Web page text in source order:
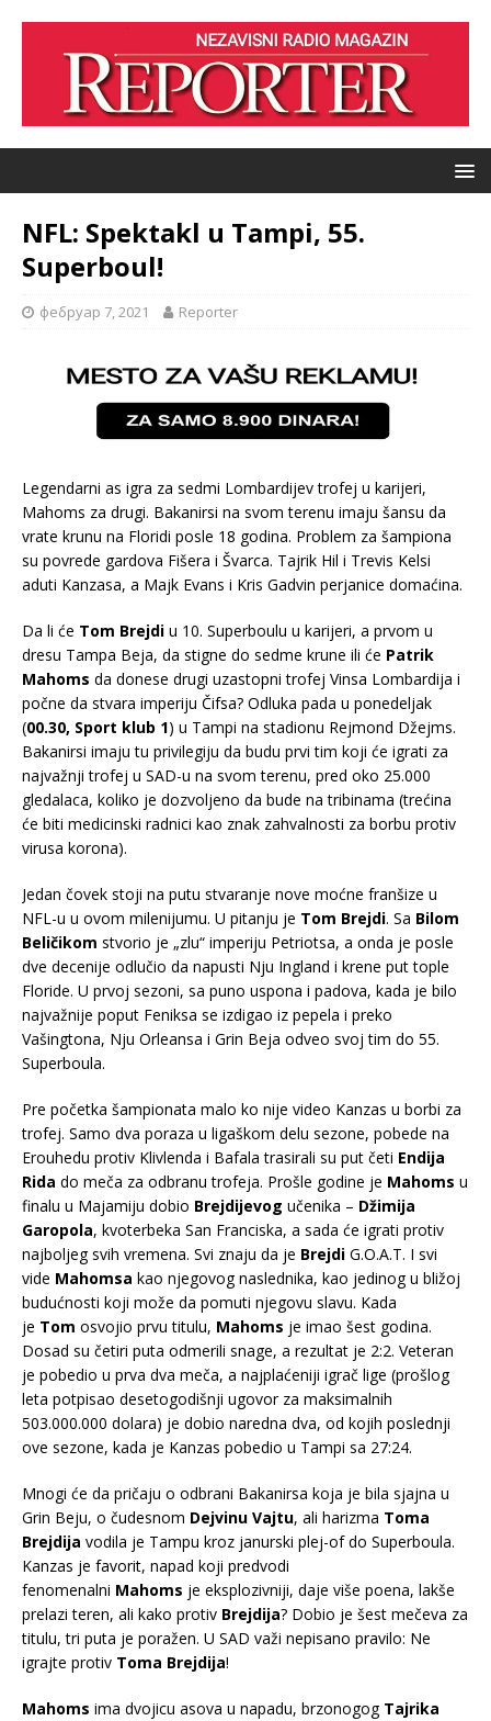
NFL: Spektakl u Tampi, 55.
Superboul!
фебруар 7, 2021 Reporter
Legendarni as igra za sedmi Lombardijev trofej u karijeri,
Mahoms za drugi. Bakanirsi na svom terenu imaju šansu da
vrate krunu na Floridi posle 18 godina. Problem za šampiona
su povrede gardova Fišera i Švarca. Tajrik Hil i Trevis Kelsi
aduti Kanzasa, a Majk Evans i Kris Gadvin perjanice domaćina.
Da li će Tom Brejdi u 10. Superboulu u karijeri, a prvom u
dresu Tampa Beja, da stigne do sedme krune ili će Patrik
Mahoms da donese drugi uzastopni trofej Vinsa Lombardija i
počne da stvara imperiju Čifsa? Odluka pada u ponedeljak
(00.30, Sport klub 1) u Tampi na stadionu Rejmond Džejms.
Bakanirsi imaju tu privilegiju da budu prvi tim koji će igrati za
najvažnji trofej u SAD-u na svom terenu, pred oko 25.000
gledalaca, koliko je dozvoljeno da bude na tribinama (trećina
će biti medicinski radnici kao znak zahvalnosti za borbu protiv
virusa korona).
Jedan čovek stoji na putu stvaranje nove moćne franšize u
NFL-u u ovom milenijumu. U pitanju je Tom Brejdi. Sa Bilom
Beličikom stvorio je „zlu“ imperiju Petriotsa, a onda je posle
dve decenije odlučio da napusti Nju Ingland i krene put tople
Floride. U prvoj sezoni, sa puno uspona i padova, kada je bilo
najvažnije poput Feniksa se izdigao iz pepela i preko
Vašingtona, Nju Orleansa i Grin Beja odveo svoj tim do 55.
Superboula.
Pre početka šampionata malo ko nije video Kanzas u borbi za
trofej. Samo dva poraza u ligaškom delu sezone, pobede na
Erouhedu protiv Klivlenda i Bafala trasirali su put četi Endija
Rida do meča za odbranu trofeja. Prošle godine je Mahoms u
finalu u Majamiju dobio Brejdijevog učenika – Džimija
Garopola, kvoterbeka San Franciska, a sada će igrati protiv
najboljeg svih vremena. Svi znaju da je Brejdi G.O.A.T. I svi
vide Mahomsa kao njegovog naslednika, kao jedinog u bližoj
budućnosti koji može da pomuti njegovu slavu. Kada
je Tom osvojio prvu titulu, Mahoms je imao šest godina.
Dosad su četiri puta odmerili snage, a rezultat je 2:2. Veteran
je pobedio u prva dva meča, a najplaćeniji igrač lige (prošlog
leta potpisao desetogodišnji ugovor za maksimalnih
503.000.000 dolara) je dobio naredna dva, od kojih poslednji
ove sezone, kada je Kanzas pobedio u Tampi sa 27:24.
Mnogi će da pričaju o odbrani Bakanirsa koja je bila sjajna u
Grin Beju, o čudesnom Dejvinu Vajtu, ali harizma Toma
Brejdija vodila je Tampu kroz janurski plej-of do Superboula.
Kanzas je favorit, napad koji predvodi
fenomenalni Mahoms je eksplozivniji, daje više poena, lakše
prelazi teren, ali kako protiv Brejdija? Dobio je šest mečeva za
titulu, tri puta je poražen. U SAD važi nepisano pravilo: Ne
igrajte protiv Toma Brejdija!
Mahoms ima dvojicu asova u napadu, brzonogog Tajrika